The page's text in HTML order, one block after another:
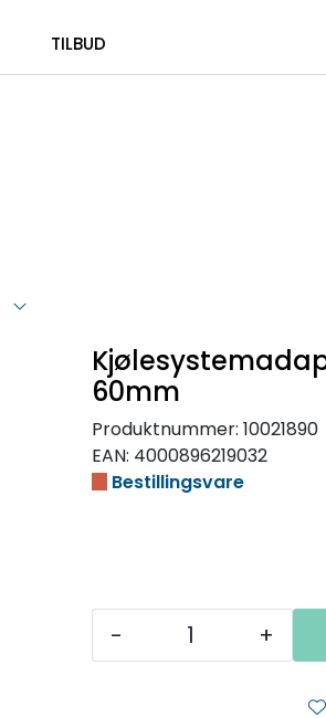
TILBUD
60mm
Produktnummer: 10021890
EAN: 4000896219032
Bestillingsvare
- +